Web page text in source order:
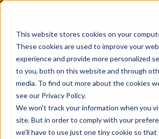
This website stores cookies on your
These cookies are used to improve your
experience and provide more personalized
to you, both on this website and through
media. To find out more about the cookies
see our Privacy Policy.
We won't track your information when you
site. But in order to comply with your
we'll have to use just one tiny cookie so that
Hallo 👋 wie